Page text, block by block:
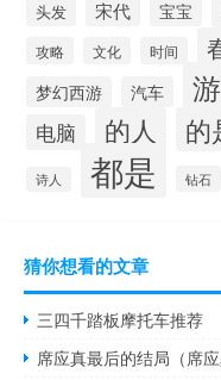
头发 宋代 宝宝
攻略 文化 时间
梦幻西游 汽车
电脑 的人 的
诗人 都是 钻石
猜你想看的文章
三四千踏板摩托车推荐
席应真最后的结局（席应